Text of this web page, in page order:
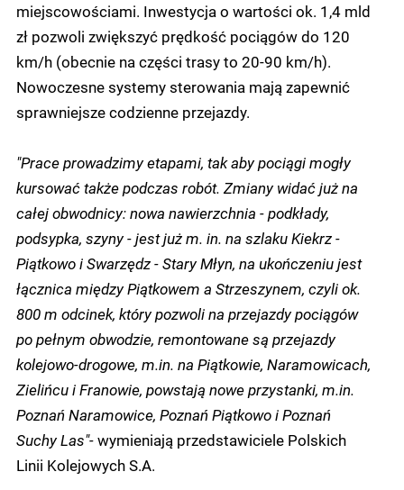
miejscowościami. Inwestycja o wartości ok. 1,4 mld
zł pozwoli zwiększyć prędkość pociągów do 120
km/h (obecnie na części trasy to 20-90 km/h).
Nowoczesne systemy sterowania mają zapewnić
sprawniejsze codzienne przejazdy.
"Prace prowadzimy etapami, tak aby pociągi mogły
kursować także podczas robót. Zmiany widać już na
całej obwodnicy: nowa nawierzchnia - podkłady,
podsypka, szyny - jest już m. in. na szlaku Kiekrz -
Piątkowo i Swarzędz - Stary Młyn, na ukończeniu jest
łącznica między Piątkowem a Strzeszynem, czyli ok.
800 m odcinek, który pozwoli na przejazdy pociągów
po pełnym obwodzie, remontowane są przejazdy
kolejowo-drogowe, m.in. na Piątkowie, Naramowicach,
Zielińcu i Franowie, powstają nowe przystanki, m.in.
Poznań Naramowice, Poznań Piątkowo i Poznań
Suchy Las"-wymieniają przedstawiciele Polskich
Linii Kolejowych S.A.